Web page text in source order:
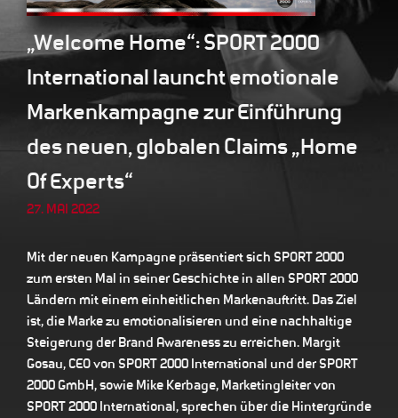
„Welcome Home“: SPORT 2000
International launcht emotionale
Markenkampagne zur Einführung
des neuen, globalen Claims „Home
Of Experts“
27. MAI 2022
Mit der neuen Kampagne präsentiert sich SPORT 2000
zum ersten Mal in seiner Geschichte in allen SPORT 2000
Ländern mit einem einheitlichen Markenauftritt. Das Ziel
ist, die Marke zu emotionalisieren und eine nachhaltige
Steigerung der Brand Awareness zu erreichen. Margit
Gosau, CEO von SPORT 2000 International und der SPORT
2000 GmbH, sowie Mike Kerbage, Marketingleiter von
SPORT 2000 International, sprechen über die Hintergründe